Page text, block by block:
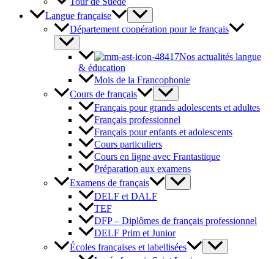
Langue française
Département coopération pour le français
Nos actualités langue
& éducation
Mois de la Francophonie
Cours de français
Français pour grands adolescents et adultes
Français professionnel
Français pour enfants et adolescents
Cours particuliers
Cours en ligne avec Frantastique
Préparation aux examens
Examens de français
DELF et DALF
TEF
DFP – Diplômes de français professionnel
DELF Prim et Junior
Écoles françaises et labellisées